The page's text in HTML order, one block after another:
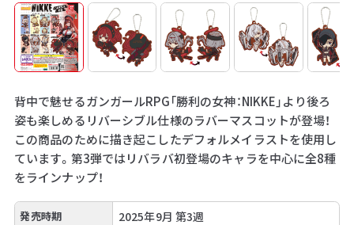
背中で魅せるガンガールRPG「勝利の女神：NIKKE」より後ろ
姿も楽しめるリバーシブル仕様のラバーマスコットが登場！
この商品のために描き起こしたデフォルメイラストを使用し
ています。第3弾ではリバラバ初登場のキャラを中心に全8種
をラインナップ！
発売時期 2025年9月 第3週